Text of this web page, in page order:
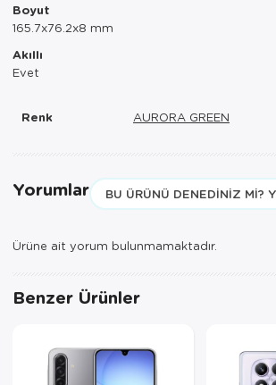
Boyut
165.7x76.2x8 mm
Akıllı
Evet
Renk AURORA GREEN
Yorumlar BU ÜRÜNÜ DENEDINIZ MI?
Ürüne ait yorum bulunmamaktadır.
Benzer Ürünler